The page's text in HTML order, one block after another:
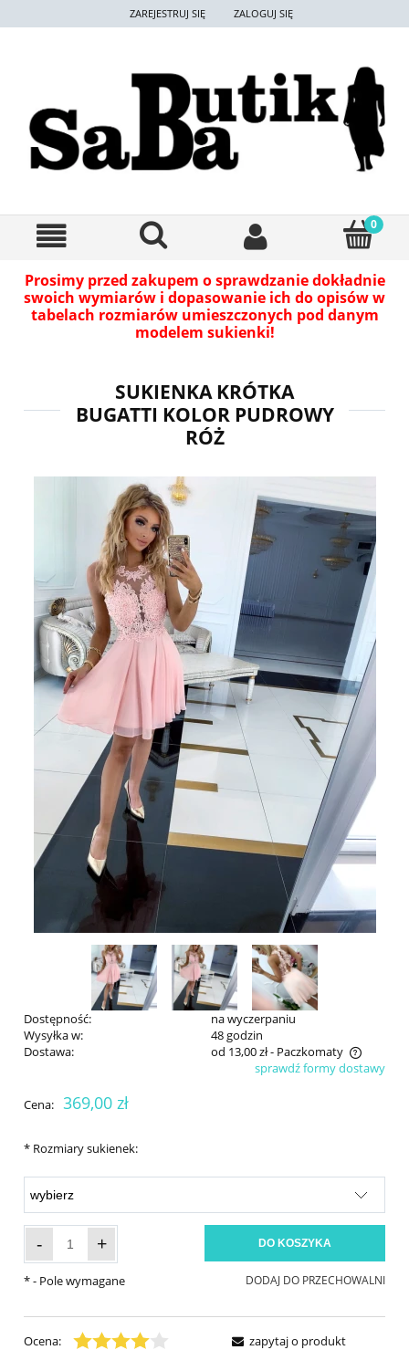
ZAREJESTRUJ SIĘ ZALOGUJ SIĘ
Prosimy przed zakupem o sprawdzanie dokładnie
swoich wymiarów i dopasowanie ich do opisów w
tabelach rozmiarów umieszczonych pod danym
modelem sukienki!
SUKIENKA KRÓTKA
BUGATTI KOLOR PUDROWY
RÓŻ
Dostępność:
na wyczerpaniu
Wysyłka w:
48 godzin
Dostawa:
od 13,00 zł- Paczkomaty
Cena nie zawiera ewentualnych kosztów płatnościsprawdź formy dostawy
Cena: 369,00 zł
* Rozmiary sukienek:
- + DO KOSZYKA
DODAJ DO PRZECHOWALNI
*- Pole wymagane
Ocena:
zapytaj o produkt